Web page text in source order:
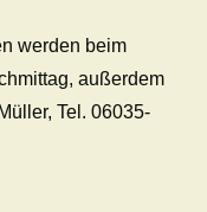
werden beim
außerdem
Tel. 06035-